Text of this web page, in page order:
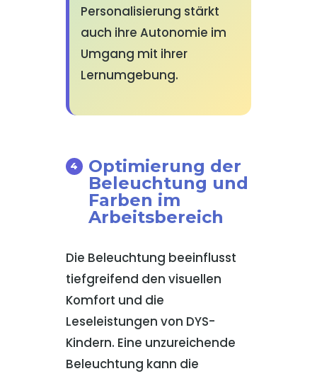
Personalisierung stärkt
auch ihre Autonomie im
Umgang mit ihrer
Lernumgebung.
Optimierung der
Beleuchtung und
Farben im
Arbeitsbereich
Die Beleuchtung beeinflusst
tiefgreifend den visuellen
Komfort und die
Leseleistungen von DYS-
Kindern. Eine unzureichende
Beleuchtung kann die